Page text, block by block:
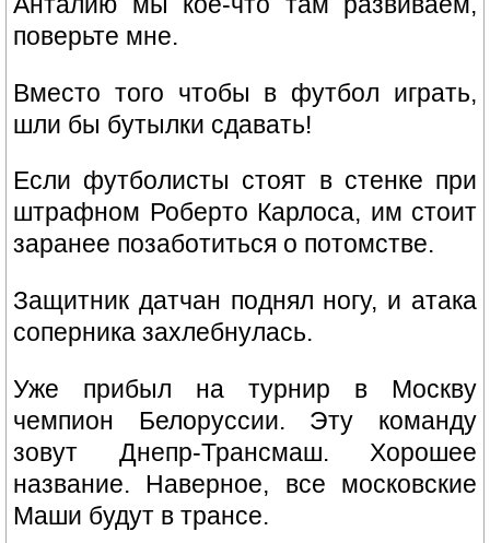
повеpьте мне.
Вместо того чтобы в фyтбол игpать,
шли бы бyтылки сдавать!
Если футболисты стоят в стенке при
штрафном Роберто Карлоса, им стоит
заранее позаботиться о потомстве.
Защитник датчан поднял ногу, и атака
соперника захлебнулась.
Уже прибыл на турнир в Москву
чемпион Белоруссии. Эту команду
зовут Днепр-Трансмаш. Хорошее
название. Наверное, все московские
Маши будут в трансе.